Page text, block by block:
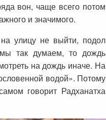
вон, чаще всего потом
и значимого.
улицу не выйти, подол
так думаем, то дождь
на дождь иначе. На
водой». Потому
говорит Радханатха